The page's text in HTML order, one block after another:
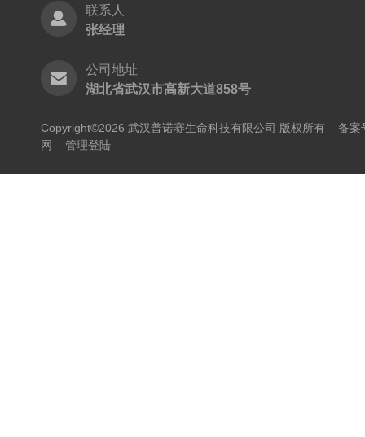
联系人
张经理
公司地址
湖北省武汉市高新大道858号
Copyright©2026 武汉普诺赛生命科技有限公司 版权所有 备案
网
管理登陆